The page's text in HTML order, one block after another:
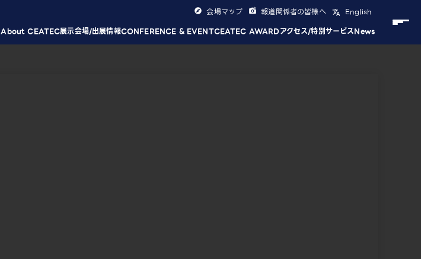
About CEATEC展示会場/出展情報CONFERENCE & EVENTCEATEC AWARDアクセス/特別サービスNews
会場マップ 報道関係者の皆様へ English